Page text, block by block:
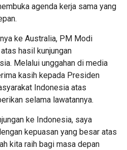
agenda kerja sama yang
ke Australia, PM Modi
hasil kunjungan
Melalui unggahan di media
kasih kepada Presiden
Indonesia atas
selama lawatannya.
ke Indonesia, saya
kepuasan yang besar atas
kita raih bagi masa depan